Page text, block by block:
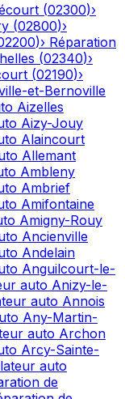
(02300)›
(02800)›
)› Réparation
(02340)›
(02190)›
et-Bernoville
Aizelles
Aizy-Jouy
Alaincourt
Allemant
Ambleny
Ambrief
Amifontaine
Amigny-Rouy
Ancienville
Andelain
Anguilcourt-le-
auto Anizy-le-
auto Annois
Any-Martin-
auto Archon
Arcy-Sainte-
auto
de